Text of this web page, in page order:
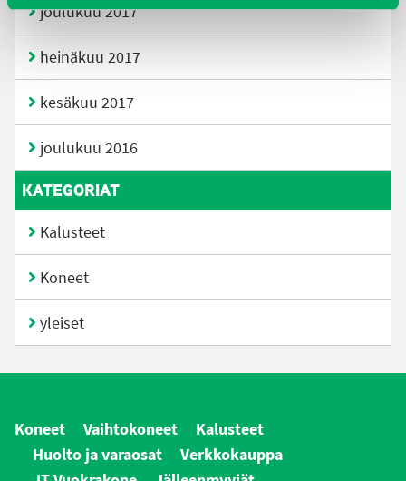
joulukuu 2017
heinäkuu 2017
kesäkuu 2017
joulukuu 2016
KATEGORIAT
Kalusteet
Koneet
yleiset
Koneet Vaihtokoneet
Kalusteet
Huolto ja varaosat
Verkkokauppa